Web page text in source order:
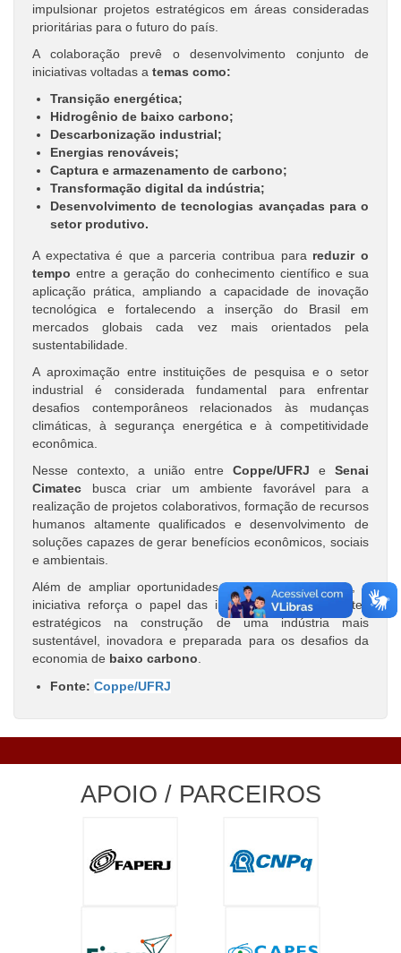
impulsionar projetos estratégicos em áreas consideradas
prioritárias para o futuro do país.
A colaboração prevê o desenvolvimento conjunto de
iniciativas voltadas a temas como:
Transição energética;
Hidrogênio de baixo carbono;
Descarbonização industrial;
Energias renováveis;
Captura e armazenamento de carbono;
Transformação digital da indústria;
Desenvolvimento de tecnologias avançadas para o
setor produtivo.
A expectativa é que a parceria contribua para reduzir o
tempo entre a geração do conhecimento científico e sua
aplicação prática, ampliando a capacidade de inovação
tecnológica e fortalecendo a inserção do Brasil em
mercados globais cada vez mais orientados pela
sustentabilidade.
A aproximação entre instituições de pesquisa e o setor
industrial é considerada fundamental para enfrentar
desafios contemporâneos relacionados às mudanças
climáticas, à segurança energética e à competitividade
econômica.
Nesse contexto, a união entre Coppe/UFRJ e Senai
Cimatec busca criar um ambiente favorável para a
realização de projetos colaborativos, formação de recursos
humanos altamente qualificados e desenvolvimento de
soluções capazes de gerar benefícios econômicos, sociais
e ambientais.
Além de ampliar oportunidades de pesquisa aplicada, a
iniciativa reforça o papel das instituições como agentes
estratégicos na construção de uma indústria mais
sustentável, inovadora e preparada para os desafios da
economia de baixo carbono
Fonte: Coppe/UFRJ
APOIO / PARCEIROS